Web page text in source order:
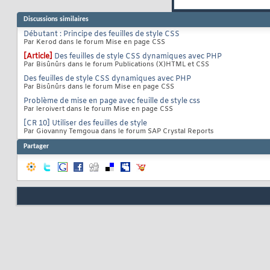
Discussions similaires
Débutant : Principe des feuilles de style CSS
Par Kerod dans le forum Mise en page CSS
[Article] Des feuilles de style CSS dynamiques avec PHP
Par Bisûnûrs dans le forum Publications (X)HTML et CSS
Des feuilles de style CSS dynamiques avec PHP
Par Bisûnûrs dans le forum Mise en page CSS
Problème de mise en page avec feuille de style css
Par leroivert dans le forum Mise en page CSS
[CR 10] Utiliser des feuilles de style
Par Giovanny Temgoua dans le forum SAP Crystal Reports
Partager